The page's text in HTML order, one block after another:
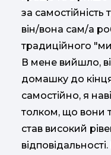
за самостійність
він/вона сам/а
традиційного
В мене вийшло,
домашку до
самостійно, я
толком, що вони
став високий